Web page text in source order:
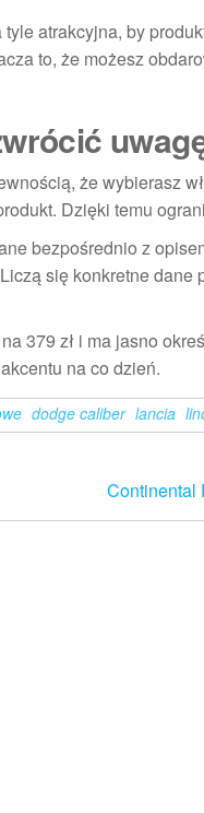
atrakcyjna, by
to, że możesz
że wybierasz
Dzięki temu
bezpośrednio z
się konkretne
379 zł i ma jasno
na co dzień.
dodge caliber lancia
Continental